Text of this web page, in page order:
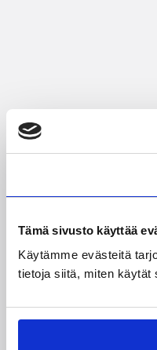
Tämä sivusto käyttää
Käytämme evästeitä
tietoja siitä, miten käytät